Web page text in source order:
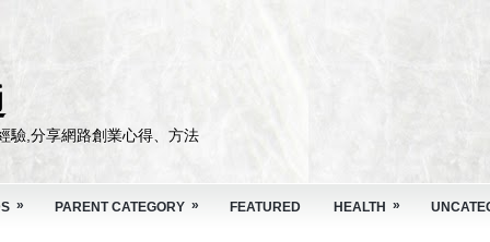
驗,分享網路創業心得、方法
» PARENT CATEGORY » FEATURED HEALTH »